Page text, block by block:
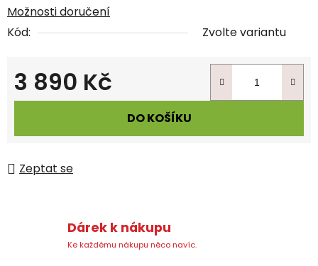
Možnosti doručení
Kód:
Zvolte variantu
3 890 Kč
Měrná cena:
DO KOŠÍKU
Zeptat se
Dárek k nákupu
Ke každému nákupu něco navíc.